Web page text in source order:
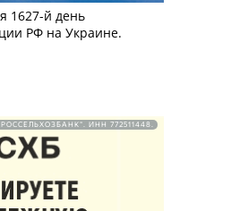
1627-й день
РФ на Украине.
ИНН 772511448.